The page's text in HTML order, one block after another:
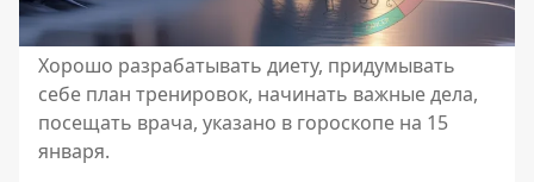
Хорошо разрабатывать диету, придумывать
себе план тренировок, начинать важные дела,
посещать врача, указано в гороскопе на 15
января.